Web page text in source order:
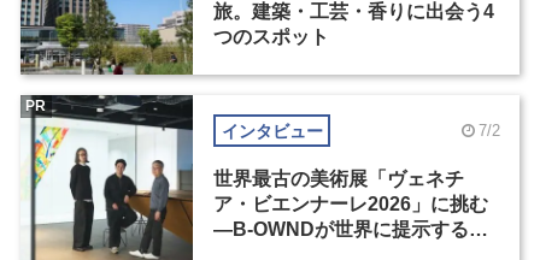
旅。建築・工芸・香りに出会う4
つのスポット
インタビュー 7/2
世界最古の美術展「ヴェネチ
ア・ビエンナーレ2026」に挑む
―B-OWNDが世界に提示する美
PR